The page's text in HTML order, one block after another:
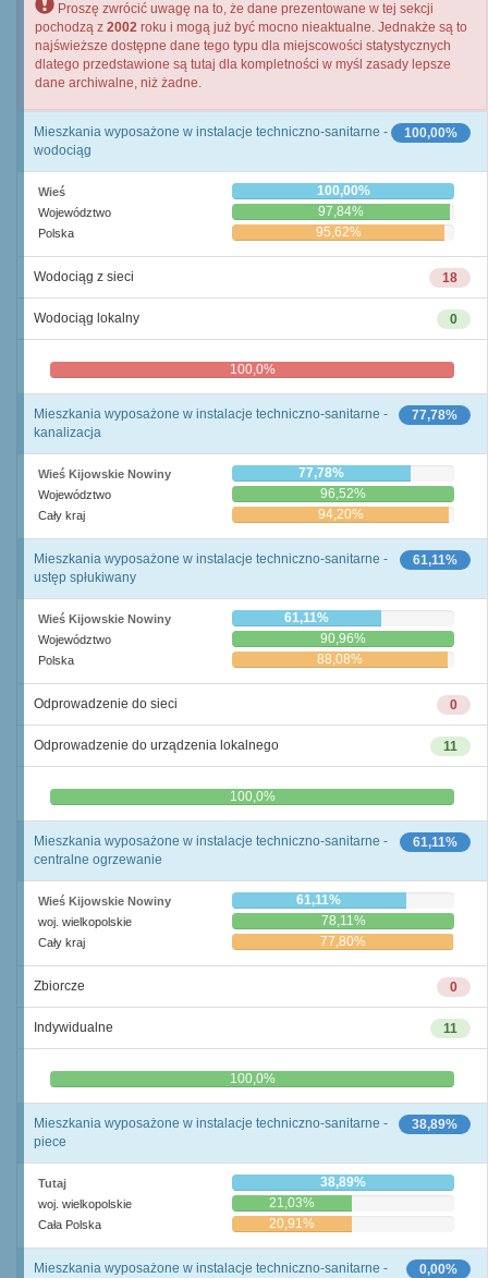
Proszę zwrócić uwagę na to, że dane prezentowane w tej sekcji
pochodzą z 2002 roku i mogą już być mocno nieaktualne. Jednakże są to
najświeższe dostępne dane tego typu dla miejscowości statystycznych
dlatego przedstawione są tutaj dla kompletności w myśl zasady lepsze
dane archiwalne, niż żadne.
100,00%
Mieszkania wyposażone w instalacje techniczno-sanitarne -
wodociąg
Wieś 100,00%
Województwo 97,84%
Polska 95,62%
18
Wodociąg z sieci
0
Wodociąg lokalny
100,0%
77,78%
Mieszkania wyposażone w instalacje techniczno-sanitarne -
kanalizacja
Wieś Kijowskie Nowiny 77,78%
Województwo 96,52%
Cały kraj 94,20%
61,11%
Mieszkania wyposażone w instalacje techniczno-sanitarne -
ustęp spłukiwany
Wieś Kijowskie Nowiny 61,11%
Województwo 90,96%
Polska 88,08%
0
Odprowadzenie do sieci
11
Odprowadzenie do urządzenia lokalnego
0,0% 100,0%
61,11%
Mieszkania wyposażone w instalacje techniczno-sanitarne -
centralne ogrzewanie
Wieś Kijowskie Nowiny 61,11%
woj. wielkopolskie 78,11%
Cały kraj 77,80%
0
Zbiorcze
11
Indywidualne
0,0% 100,0%
38,89%
Mieszkania wyposażone w instalacje techniczno-sanitarne -
piece
Tutaj 38,89%
woj. wielkopolskie 21,03%
Cała Polska 20,91%
0,00%
Mieszkania wyposażone w instalacje techniczno-sanitarne -